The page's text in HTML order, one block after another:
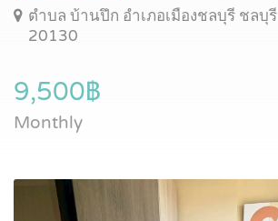
ตำบล บ้านปึก อำเภอเมืองชลบุรี ชลบุรี
20130
9,500฿
Monthly